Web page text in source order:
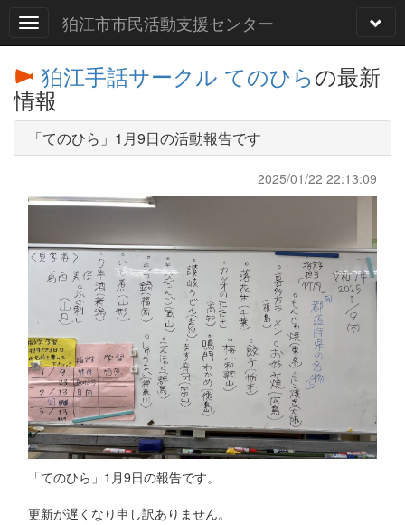
狛江市市民活動支援センター
狛江手話サークル てのひらの最新
情報
「てのひら」1月9日の活動報告です
2025/01/22 22:13:09
「てのひら」1月9日の報告です。
更新が遅くなり申し訳ありません。